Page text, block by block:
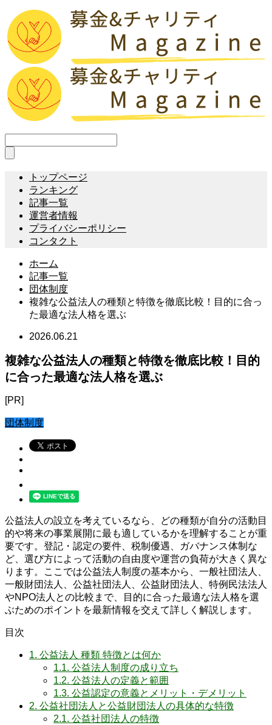
トップページ
ランキング
記事一覧
運営者情報
プライバシーポリシー
コンタクト
ホーム
記事一覧
団体制度
複雑な公益法人の種類と特徴を徹底比較！目的に合っ
た最適な法人格を選ぶ
2026.06.21
複雑な公益法人の種類と特徴を徹底比較！目的
に合った最適な法人格を選ぶ
[PR]
団体制度
公益法人の設立を考えているなら、どの種類が自分の活動目
的や将来の事業展開に最も適しているかを理解することが重
要です。登記・認定の要件、税制優遇、ガバナンス体制な
ど、選び方によって活動の自由度や運営の負荷が大きく異な
ります。ここでは公益法人制度の基本から、一般社団法人、
一般財団法人、公益社団法人、公益財団法人、特例民法法人
やNPO法人との比較まで、目的に合った最適な法人格を選
ぶためのポイントを最新情報を交えて詳しく解説します。
目次
1. 公益法人 種類 特徴とは何か
1.1. 公益法人制度の成り立ち
1.2. 公益法人の定義と範囲
1.3. 公益認定の意義とメリット・デメリット
2. 公益社団法人と公益財団法人の具体的な特徴
2.1. 公益社団法人の特徴